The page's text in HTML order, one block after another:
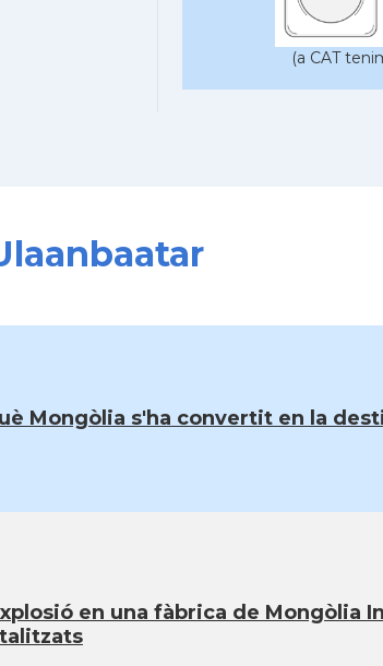
(a CAT
Mongòlia s'ha convertit en la
en una fàbrica de Mongòlia